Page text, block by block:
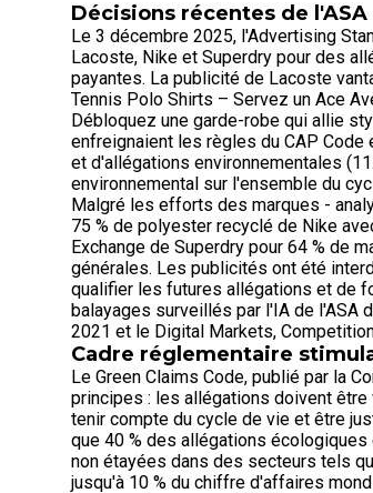
Décisions récentes de
Le 3 décembre 2025, l'Advertising
Lacoste, Nike et Superdry pour des
payantes. La publicité de Lacoste
Tennis Polo Shirts – Servez un Ace
Débloquez une garde-robe qui allie
enfreignaient les règles du CAP
et d'allégations environnementales
environnemental sur l'ensemble du
Malgré les efforts des marques -
75 % de polyester recyclé de Nike
Exchange de Superdry pour 64 % de
générales. Les publicités ont été
qualifier les futures allégations et de
balayages surveillés par l'IA de l'ASA
2021 et le Digital Markets,
Cadre réglementaire
Le Green Claims Code, publié par la
principes : les allégations doivent
tenir compte du cycle de vie et être
que 40 % des allégations
non étayées dans des secteurs tels
jusqu'à 10 % du chiffre d'affaires